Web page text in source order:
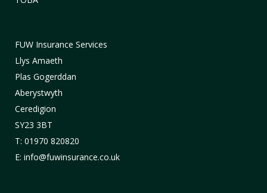
FUW Insurance Services
Llys Amaeth
Plas Gogerddan
Aberystwyth
Ceredigion
SY23 3BT
T: 01970 820820
E: info@fuwinsurance.co.uk